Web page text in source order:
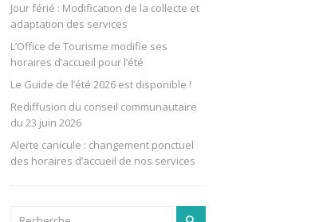
Jour férié : Modification de la collecte et
adaptation des services
L’Office de Tourisme modifie ses
horaires d’accueil pour l’été
Le Guide de l’été 2026 est disponible !
Rediffusion du conseil communautaire
du 23 juin 2026
Alerte canicule : changement ponctuel
des horaires d’accueil de nos services